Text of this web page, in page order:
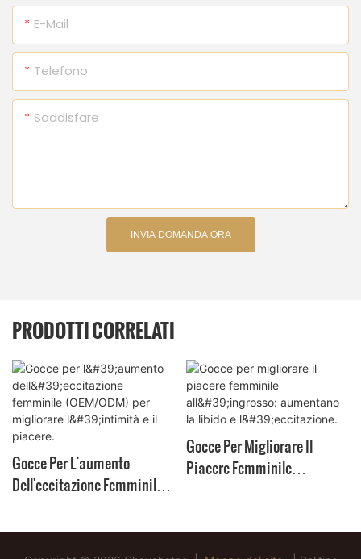
E-Mail
Telefono
Soddisfare
INVIA DOMANDA ORA
PRODOTTI CORRELATI
Gocce Per L'aumento
Dell'eccitazione Femminile
L'intimità E Il Piacere.
Gocce Per Migliorare Il
Piacere Femminile